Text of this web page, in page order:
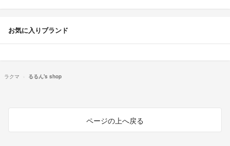
お気に入りブランド
ラクマ るるん's shop
ページの上へ戻る